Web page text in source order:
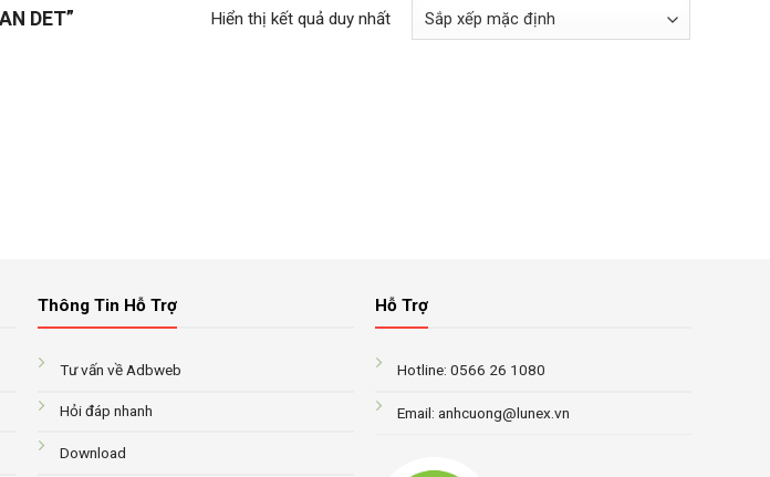
DET” Hiển thị kết quả duy nhất
Thông Tin Hỗ Trợ
Tư vấn về Adbweb
Hỏi đáp nhanh
Download
Hỗ Trợ
Hotline: 0566 26 1080
Email: anhcuong@lunex.vn